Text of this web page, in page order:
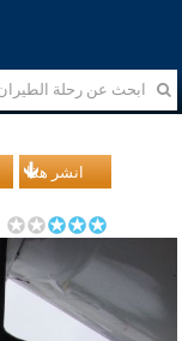
انشر هذا